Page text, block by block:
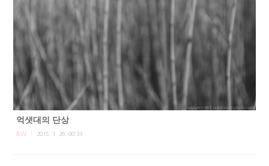
억샛대의 단상
BW 2015. 1. 26. 00:33